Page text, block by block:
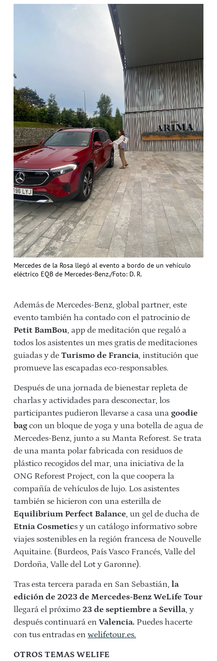
Mercedes de la Rosa llegó al evento a bordo de un vehículo
eléctrico EQB de Mercedes-Benz./Foto: D. R.
Además de Mercedes-Benz, global partner, este
evento también ha contado con el patrocinio de
Petit BamBou, app de meditación que regaló a
todos los asistentes un mes gratis de meditaciones
guiadas y de Turismo de Francia, institución que
promueve las escapadas eco-responsables.
Después de una jornada de bienestar repleta de
charlas y actividades para desconectar, los
participantes pudieron llevarse a casa una goodie
bag con un bloque de yoga y una botella de agua de
Mercedes-Benz, junto a su Manta Reforest. Se trata
de una manta polar fabricada con residuos de
plástico recogidos del mar, una iniciativa de la
ONG Reforest Project, con la que coopera la
compañía de vehículos de lujo. Los asistentes
también se hicieron con una esterilla de
Equilibrium Perfect Balance, un gel de ducha de
Etnia Cosmetics y un catálogo informativo sobre
viajes sostenibles en la región francesa de Nouvelle
Aquitaine. (Burdeos, País Vasco Francés, Valle del
Dordoña, Valle del Lot y Garonne).
Tras esta tercera parada en San Sebastián, la
edición de 2023 de Mercedes-Benz WeLife Tour
llegará el próximo 23 de septiembre a Sevilla, y
después continuará en Valencia. Puedes hacerte
con tus entradas en welifetour.es.
OTROS TEMAS WELIFE